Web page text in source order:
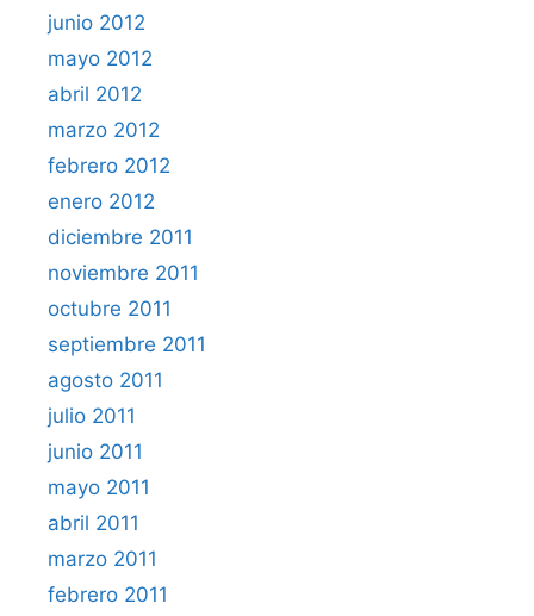
junio 2012
mayo 2012
abril 2012
marzo 2012
febrero 2012
enero 2012
diciembre 2011
noviembre 2011
octubre 2011
septiembre 2011
agosto 2011
julio 2011
junio 2011
mayo 2011
abril 2011
marzo 2011
febrero 2011